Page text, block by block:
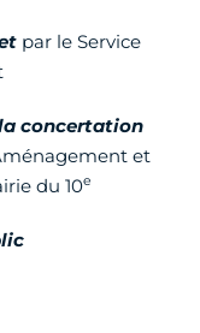
par le Service
concertation
et
du 10e